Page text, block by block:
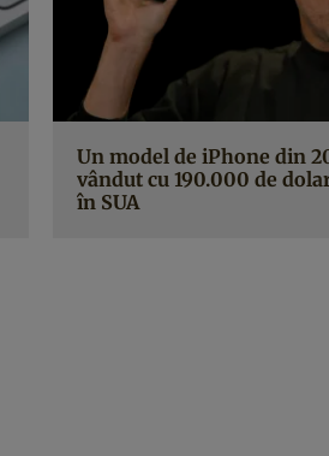
Un model de iPhone din
vândut cu 190.000 de
în SUA